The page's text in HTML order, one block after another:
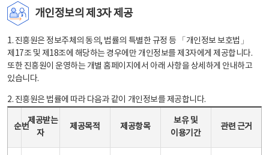
개인정보의 제3자 제공
1. 진흥원은 정보주체의 동의, 법률의 특별한 규정 등 「개인정보 보호법」
제17조 및 제18조에 해당하는 경우에만 개인정보를 제3자에게 제공합니다.
또한 진흥원이 운영하는 개별 홈페이지에서 아래 사항을 상세하게 안내하고
있습니다.
2. 진흥원은 법률에 따라 다음과 같이 개인정보를 제공합니다.
순번
제공받는
자
제공목적 제공항목
보유 및
이용기간
관련 근거